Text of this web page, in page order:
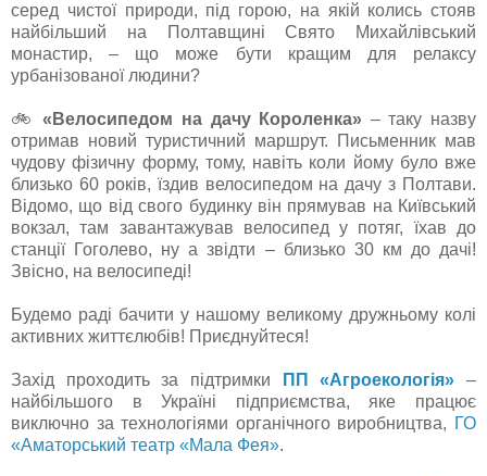
серед чистої природи, під горою, на якій колись стояв
найбільший на Полтавщині Свято Михайлівський
монастир, – що може бути кращим для релаксу
урбанізованої людини?
🚲«Велосипедом на дачу Короленка» – таку назву
отримав новий туристичний маршрут. Письменник мав
чудову фізичну форму, тому, навіть коли йому було вже
близько 60 років, їздив велосипедом на дачу з Полтави.
Відомо, що від свого будинку він прямував на Київський
вокзал, там завантажував велосипед у потяг, їхав до
станції Гоголево, ну а звідти – близько 30 км до дачі!
Звісно, на велосипеді!
Будемо раді бачити у нашому великому дружньому колі
активних життєлюбів! Приєднуйтеся!
Захід проходить за підтримки ПП «Агроекологія» –
найбільшого в Україні підприємства, яке працює
виключно за технологіями органічного виробництва,
ГО
«Аматорський театр «Мала Фея».